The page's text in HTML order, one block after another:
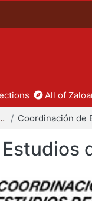
All of
e Ingeniería